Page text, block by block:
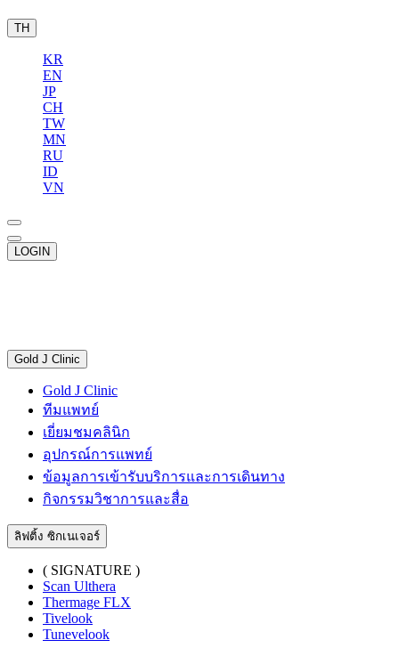
TH
KR
EN
JP
CH
TW
MN
RU
ID
VN
LOGIN
Gold J Clinic
Gold J Clinic
ทีมแพทย์
เยี่ยมชมคลินิก
อุปกรณ์การแพทย์
ข้อมูลการเข้ารับบริการและการเดินทาง
กิจกรรมวิชาการและสื่อ
ลิฟติ้ง ซิกเนเจอร์
( SIGNATURE )
Scan Ulthera
Thermage FLX
Tivelook
Tunevelook